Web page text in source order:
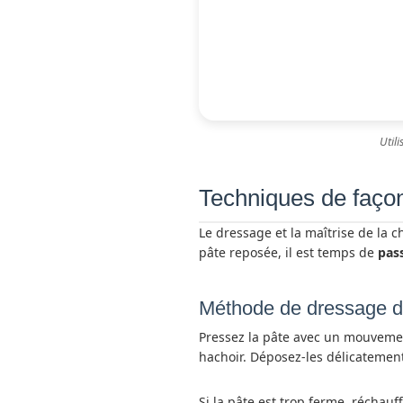
Techniques de
Le dressage et la maîtrise de la
pâte reposée, il est temps de
Méthode de dressage
Pressez la pâte avec un
hachoir. Déposez-les